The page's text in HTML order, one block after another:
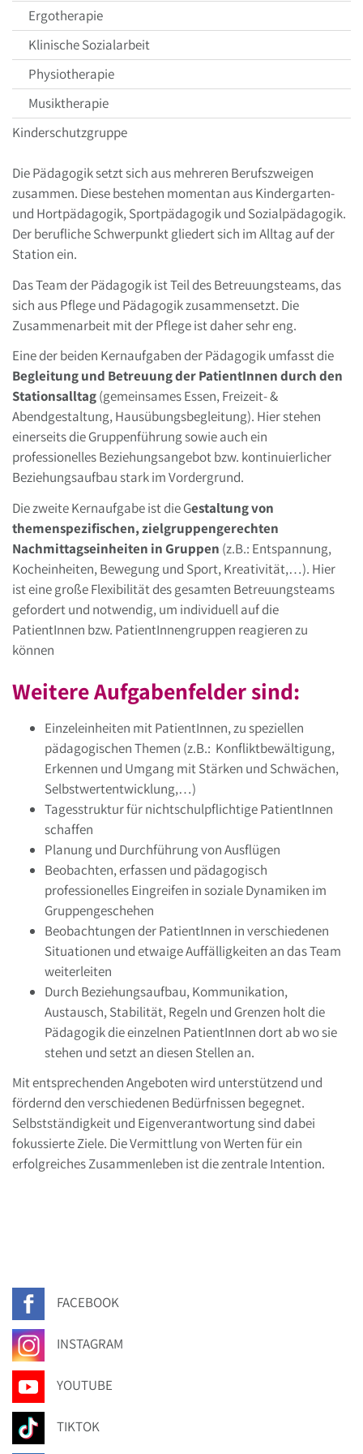
Ergotherapie
Klinische Sozialarbeit
Physiotherapie
Musiktherapie
Kinderschutzgruppe
Die Pädagogik setzt sich aus mehreren Berufszweigen
zusammen. Diese bestehen momentan aus Kindergarten-
und Hortpädagogik, Sportpädagogik und Sozialpädagogik.
Der berufliche Schwerpunkt gliedert sich im Alltag auf der
Station ein.
Das Team der Pädagogik ist Teil des Betreuungsteams, das
sich aus Pflege und Pädagogik zusammensetzt. Die
Zusammenarbeit mit der Pflege ist daher sehr eng.
Eine der beiden Kernaufgaben der Pädagogik umfasst die
Begleitung und Betreuung der PatientInnen durch den
Stationsalltag(gemeinsames Essen, Freizeit- &
Abendgestaltung, Hausübungsbegleitung). Hier stehen
einerseits die Gruppenführung sowie auch ein
professionelles Beziehungsangebot bzw. kontinuierlicher
Beziehungsaufbau stark im Vordergrund.
Die zweite Kernaufgabe ist die Gestaltung von
themenspezifischen, zielgruppengerechten
Nachmittagseinheiten in Gruppen (z.B.: Entspannung,
Kocheinheiten, Bewegung und Sport, Kreativität,…). Hier
ist eine große Flexibilität des gesamten Betreuungsteams
gefordert und notwendig, um individuell auf die
PatientInnen bzw. PatientInnengruppen reagieren zu
können
Weitere Aufgabenfelder sind:
Einzeleinheiten mit PatientInnen, zu speziellen
pädagogischen Themen (z.B.: Konfliktbewältigung,
Erkennen und Umgang mit Stärken und Schwächen,
Selbstwertentwicklung,…)
Tagesstruktur für nichtschulpflichtige PatientInnen
schaffen
Planung und Durchführung von Ausflügen
Beobachten, erfassen und pädagogisch
professionelles Eingreifen in soziale Dynamiken im
Gruppengeschehen
Beobachtungen der PatientInnen in verschiedenen
Situationen und etwaige Auffälligkeiten an das Team
weiterleiten
Durch Beziehungsaufbau, Kommunikation,
Austausch, Stabilität, Regeln und Grenzen holt die
Pädagogik die einzelnen PatientInnen dort ab wo sie
stehen und setzt an diesen Stellen an.
Mit entsprechenden Angeboten wird unterstützend und
fördernd den verschiedenen Bedürfnissen begegnet.
Selbstständigkeit und Eigenverantwortung sind dabei
fokussierte Ziele. Die Vermittlung von Werten für ein
erfolgreiches Zusammenleben ist die zentrale Intention.
FACEBOOK
INSTAGRAM
YOUTUBE
TIKTOK